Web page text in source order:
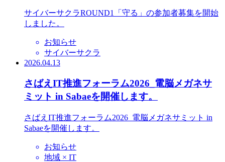
サイバーサクラROUND1「守る」の参加者募集を開始
しました。
お知らせ
サイバーサクラ
2026.04.13
さばえIT推進フォーラム2026_電脳メガネサ
ミット in Sabaeを開催します。
さばえIT推進フォーラム2026_電脳メガネサミット in
Sabaeを開催します。
お知らせ
地域 × IT